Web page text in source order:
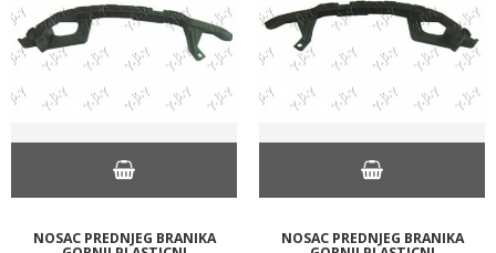
NOSAC PREDNJEG BRANIKA NOSAC PREDNJEG BRANIKA